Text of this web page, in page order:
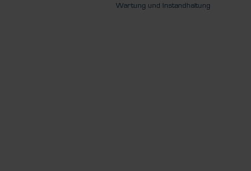
Wartung und Instandhaltung